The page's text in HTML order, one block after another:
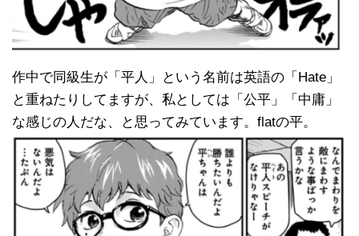
作中で同級生が「平人」という名前は英語の「Hate」
と重ねたりしてますが、私としては「公平」「中庸」
な感じの人だな、と思ってみています。flatの平。